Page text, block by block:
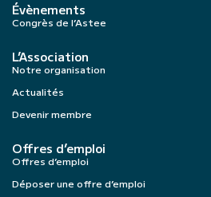
Évènements
Congrès de l’Astee
L’Association
Notre organisation
Actualités
Devenir membre
Offres d’emploi
Offres d’emploi
Déposer une offre d’emploi